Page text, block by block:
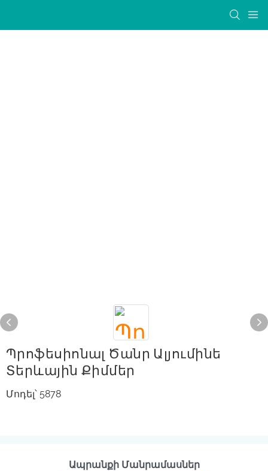
Պրոֆեսիոնալ Ծանր Ալյումինե
Տերևային Քիմմեր
Մոդել՝ 5878
Ապրանքի Մանրամասներ